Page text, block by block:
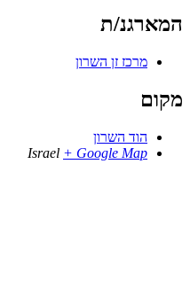
המארגנ/ת
מרכז זן השרון
מקום
הוד השרון
Israel + Google Map